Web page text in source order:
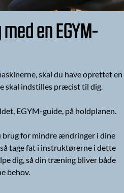
en EGYM-
skal du have oprettet en
skal indstilles præcist til dig.
EGYM-guide, på holdplanen.
brug for mindre ændringer i dine
tage fat i instruktørerne i dette
dig, så din træning bliver både
behov.